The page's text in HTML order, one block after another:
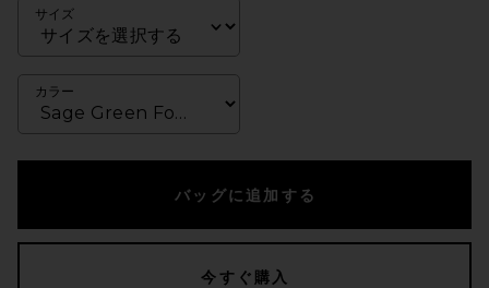
サイズ
カラー
バッグに追加する
今すぐ購入